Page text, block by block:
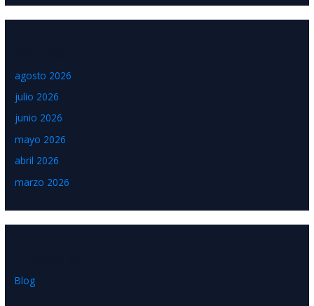
agosto 2026
julio 2026
junio 2026
mayo 2026
abril 2026
marzo 2026
Blog